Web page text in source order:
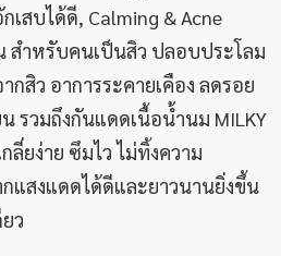
เสบได้ดี, Calming & Acne
สำหรับคนเป็นสิว ปลอบประโลม
กสิว อาการระคายเคือง ลดรอย
รวมถึงกันแดดเนื้อน้ำนม MILKY
กลี่ยง่าย ซึมไว ไม่ทิ้งความ
แสงแดดได้ดีและยาวนานยิ่งขึ้น
ว